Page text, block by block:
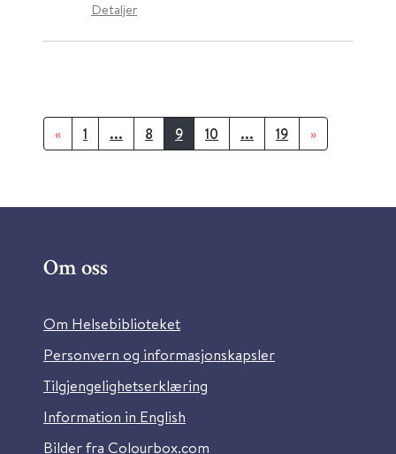
Detaljer
« 1 ... 8 9 10 ... 19 »
Om oss
Om Helsebiblioteket
Personvern og informasjonskapsler
Tilgjengelighetserklæring
Information in English
Bilder fra Colourbox.com